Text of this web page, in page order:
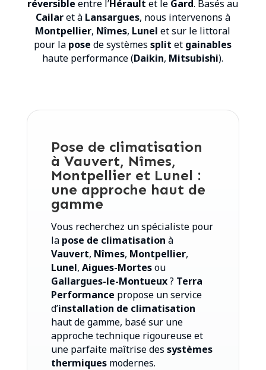
réversible entre l’Hérault et le Gard. Basés au
Cailaret à Lansargues, nous intervenons à
Montpellier, Nîmes, Lunel et sur le littoral
pour la pose de systèmessplit et gainables
haute performance (Daikin, Mitsubishi).
Pose de climatisation
à Vauvert, Nîmes,
Montpellier et Lunel :
une approche haut de
gamme
Vous recherchez un spécialiste pour
la pose de climatisation à
Vauvert, Nîmes, Montpellier,
Lunel, Aigues-Mortesou
Gallargues-le-Montueux? Terra
Performance propose un service
d’installation de climatisation
haut de gamme, basé sur une
approche technique rigoureuse et
une parfaite maîtrise dessystèmes
thermiquesmodernes.